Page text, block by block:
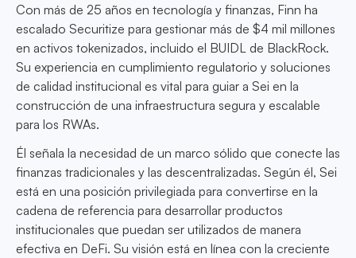
Con más de 25 años en tecnología y finanzas, Finn ha
escalado Securitize para gestionar más de $4 mil millones
en activos tokenizados, incluido el BUIDL de BlackRock.
Su experiencia en cumplimiento regulatorio y soluciones
de calidad institucional es vital para guiar a Sei en la
construcción de una infraestructura segura y escalable
para los RWAs.
Él señala la necesidad de un marco sólido que conecte las
finanzas tradicionales y las descentralizadas. Según él, Sei
está en una posición privilegiada para convertirse en la
cadena de referencia para desarrollar productos
institucionales que puedan ser utilizados de manera
efectiva en DeFi. Su visión está en línea con la creciente